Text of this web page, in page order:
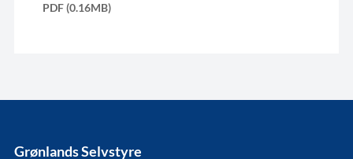
PDF (0.16MB)
Grønlands Selvstyre